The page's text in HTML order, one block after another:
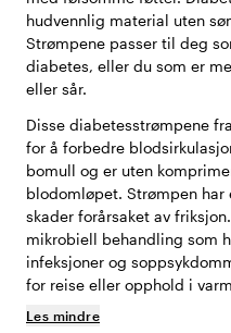
hudvennlig material uten
Strømpene passer til deg
diabetes, eller du som er
eller sår.
Disse diabetesstrømpene
for å forbedre
bomull og er uten
blodomløpet. Strømpen
skader forårsaket av
mikrobiell behandling som
infeksjoner og
for reise eller opphold i
Les mindre